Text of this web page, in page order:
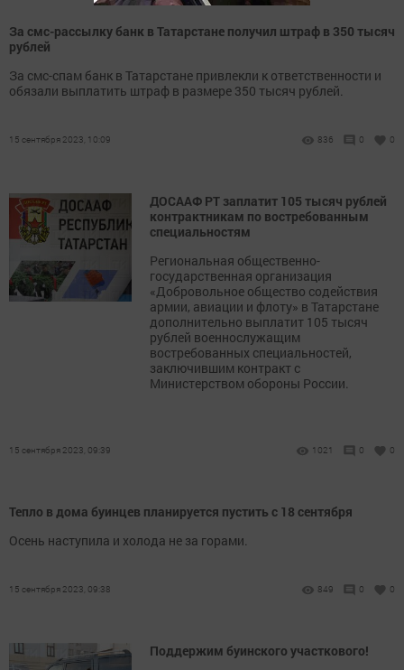
За смс-рассылку банк в Татарстане получил штраф в 350 тысяч
рублей
За смс-спам банк в Татарстане привлекли к ответственности и
обязали выплатить штраф в размере 350 тысяч рублей.
15 сентября 2023, 10:09 836 0 0
ДОСААФ РТ заплатит 105 тысяч рублей
контрактникам по востребованным
специальностям
Региональная общественно-
государственная организация
«Добровольное общество содействия
армии, авиации и флоту» в Татарстане
дополнительно выплатит 105 тысяч
рублей военнослужащим
востребованных специальностей,
заключившим контракт с
Министерством обороны России.
15 сентября 2023, 09:39 1021 0 0
Тепло в дома буинцев планируется пустить с 18 сентября
Осень наступила и холода не за горами.
15 сентября 2023, 09:38 849 0 0
Поддержим буинского участкового!